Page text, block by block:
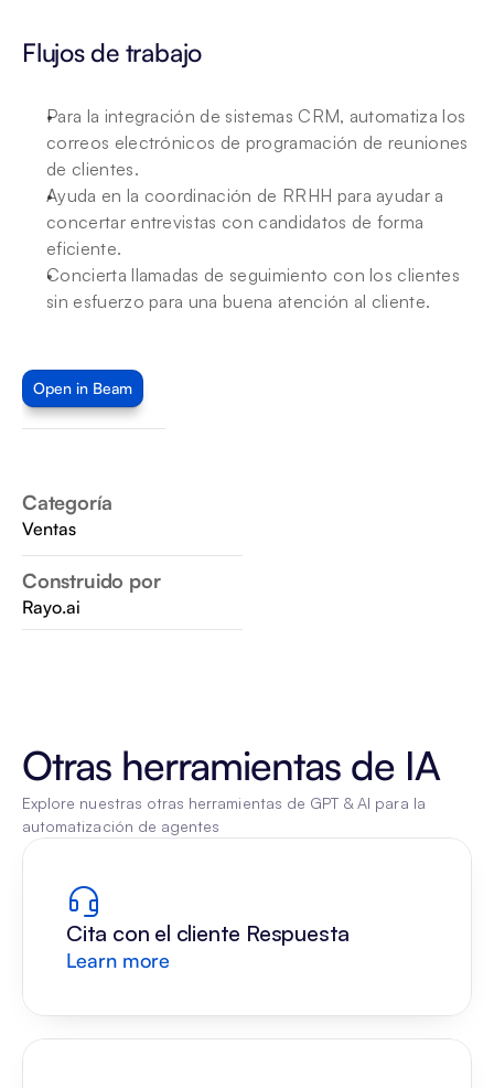
Open in Beam
Categoría
Ventas
Construido por
Rayo.ai
Flujos de trabajo
Para la integración de sistemas CRM, automatiza los
correos electrónicos de programación de reuniones
de clientes.
Ayuda en la coordinación de RRHH para ayudar a
concertar entrevistas con candidatos de forma
eficiente.
Concierta llamadas de seguimiento con los clientes
sin esfuerzo para una buena atención al cliente.
Otras herramientas de IA
Explore nuestras otras herramientas de GPT & AI para la
automatización de agentes
Cita con el cliente Respuesta
Learn more